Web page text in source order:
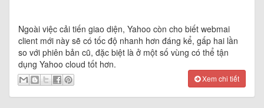
Ngoài việc cải tiến giao diện, Yahoo còn cho biết webmai
client mới này sẽ có tốc độ nhanh hơn đáng kể, gấp hai lần
so với phiên bản cũ, đặc biệt là ở một số vùng có thể tận
dụng Yahoo cloud tốt hơn.
Xem chi tiết